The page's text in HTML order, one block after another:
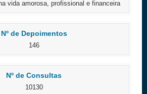
vida amorosa, profissional e financeira
Nº de Depoimentos
146
Nº de Consultas
10130